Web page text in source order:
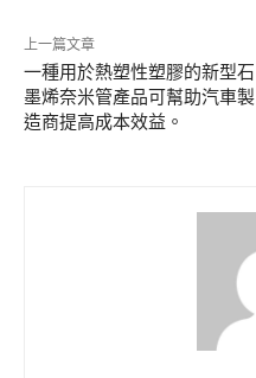
上一篇文章
一種用於熱塑性塑膠的新型石
墨烯奈米管產品可幫助汽車製
造商提高成本效益。